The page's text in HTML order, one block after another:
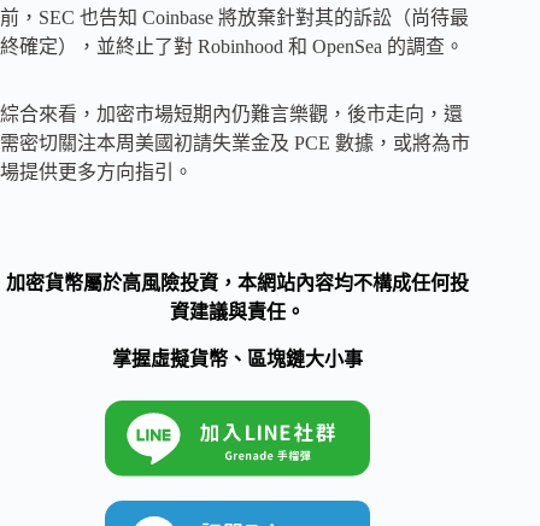
前，SEC 也告知 Coinbase 將放棄針對其的訴訟（尚待最
終確定），並終止了對 Robinhood 和 OpenSea 的調查。
綜合來看，加密市場短期內仍難言樂觀，後市走向，還
需密切關注本周美國初請失業金及 PCE 數據，或將為市
場提供更多方向指引。
加密貨幣屬於高風險投資，本網站內容均不構成任何投
資建議與責任。
掌握虛擬貨幣、區塊鏈大小事